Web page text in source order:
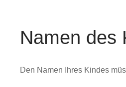
Namen des
Den Namen Ihres Kindes